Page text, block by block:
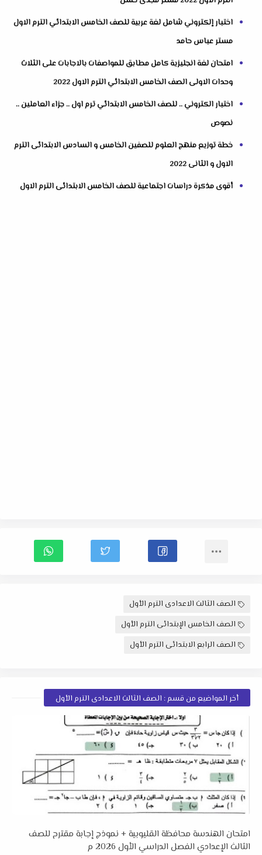
اختبار إلكتروني شامل لغة عربية للصف الخامس الابتدائي الترم الاول
مستر عباس حامد
امتحان لغة انجليزية كامل مطابق للمواصفات بالاجابات على الثلاث
وحدات الاولى الصف الخامس الابتدائي الترم الاول 2022
اختبار الكتروني .. للصف الخامس الابتدائي ترم اول .. جزاء العاملين ..
نصوص
خطة توزيع منهج العلوم للصفين الخامس و السادس الابتدائى الترم
الاول و الثانى 2022
أقوى مذكرة دراسات اجتماعية للصف الخامس الابتدائى الترم الاول
الصف الثالث الاعدادى الترم الأول
الصف الخامس الإبتدائى الترم الأول
الصف الرابع الابتدائى الترم الأول
أخر المواضيع من قسم : الصف الثالث الاعدادى الترم الأول
امتحان الهندسة محافظة القليوبية + نموذج إجابة مقترح للصف
الثالث الإعدادي الفصل الدراسي الأول 2026 م